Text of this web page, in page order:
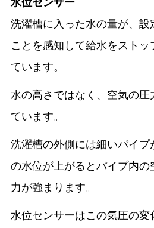
水位センサー
洗濯槽に入った水の量が、設
ことを感知して給水をストッ
ています。
水の高さではなく、空気の圧
ています。
洗濯槽の外側には細いパイ
の水位が上がるとパイプ内の
力が強まります。
水位センサーはこの気圧の変